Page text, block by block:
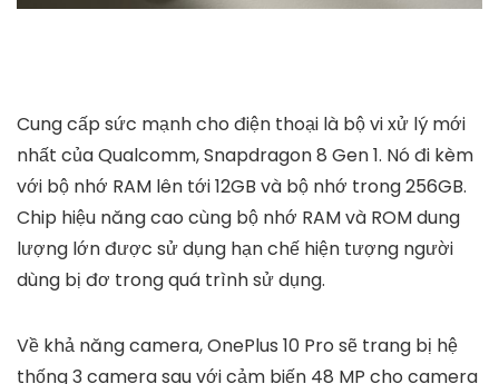
Cung cấp sức mạnh cho điện thoại là bộ vi xử lý mới
nhất của Qualcomm, Snapdragon 8 Gen 1. Nó đi kèm
với bộ nhớ RAM lên tới 12GB và bộ nhớ trong 256GB.
Chip hiệu năng cao cùng bộ nhớ RAM và ROM dung
lượng lớn được sử dụng hạn chế hiện tượng người
dùng bị đơ trong quá trình sử dụng.
Về khả năng camera, OnePlus 10 Pro sẽ trang bị hệ
thống 3 camera sau với cảm biến 48 MP cho camera